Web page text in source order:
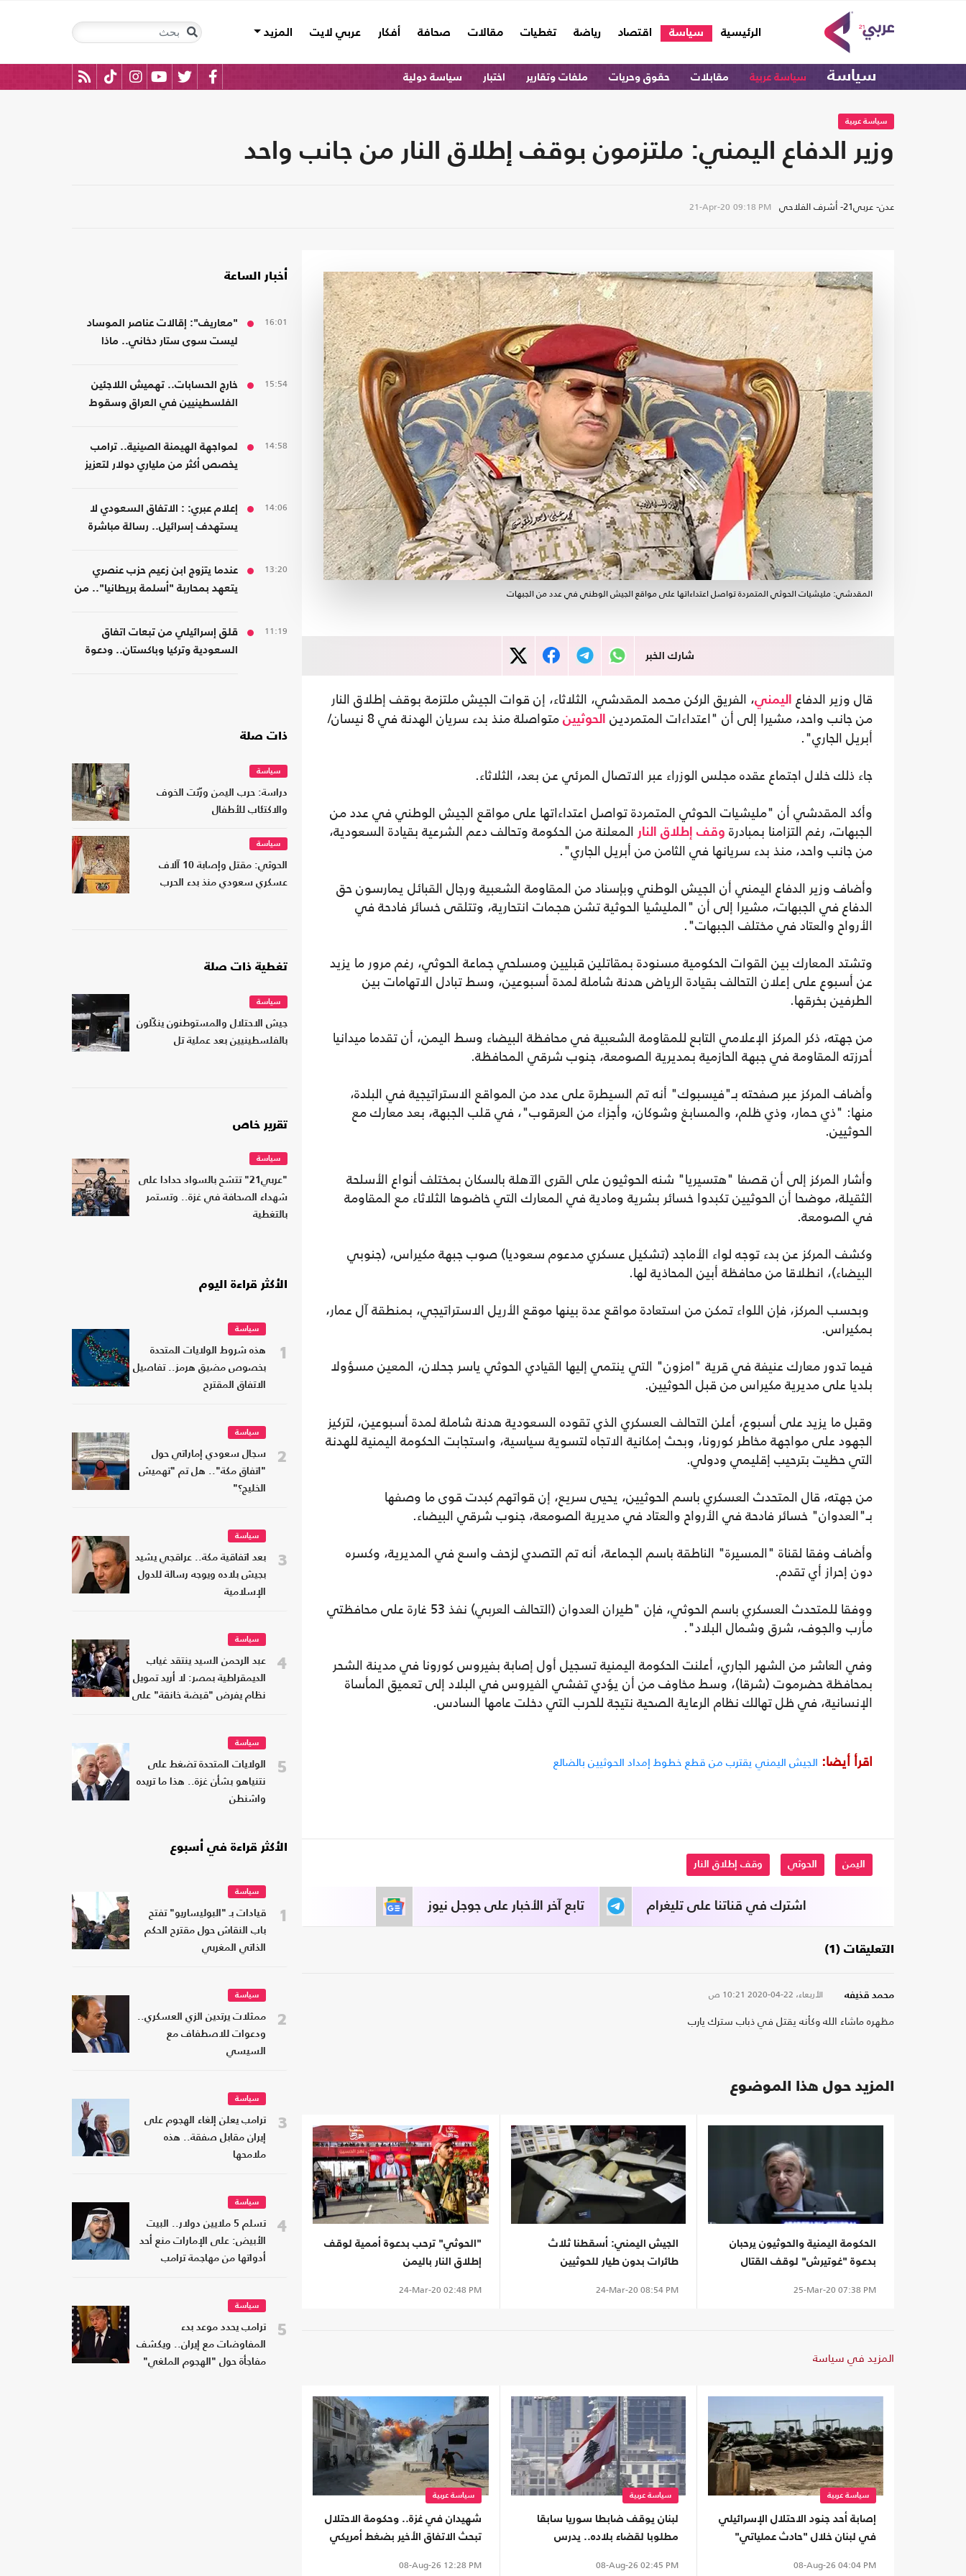
الرئيسية
(current) سياسة اقتصاد رياضة تغطيات مقالات صحافة أفكار عربي لايت المزيد
سياسة سياسة عربية مقابلات حقوق وحريات ملفات وتقارير اختبار سياسة دولية
سياسة عربية
وزير الدفاع اليمني: ملتزمون بوقف إطلاق النار من جانب واحد
عدن- عربي21- أشرف الفلاحي 21-Apr-20 09:18 PM
المقدشي: مليشيات الحوثي المتمردة تواصل اعتداءاتها على مواقع الجيش الوطني في عدد من الجبهات
شارك الخبر
قال وزير الدفاع اليمني، الفريق الركن محمد المقدشي، الثلاثاء، إن قوات الجيش ملتزمة بوقف إطلاق النار
من جانب واحد، مشيرا إلى أن "اعتداءات المتمردين
الحوثيين
متواصلة منذ بدء سريان الهدنة في 8 نيسان/
أبريل الجاري".
جاء ذلك خلال اجتماع عقده مجلس الوزراء عبر الاتصال المرئي عن بعد، الثلاثاء.
وأكد المقدشي أن "مليشيات الحوثي المتمردة تواصل اعتداءاتها على مواقع الجيش الوطني في عدد من
الجبهات، رغم التزامنا بمبادرة وقف إطلاق النار المعلنة من الحكومة وتحالف دعم الشرعية بقيادة السعودية،
من جانب واحد، منذ بدء سريانها في الثامن من أبريل الجاري".
وأضاف وزير الدفاع اليمني أن الجيش الوطني وبإسناد من المقاومة الشعبية ورجال القبائل يمارسون حق
الدفاع في الجبهات، مشيرا إلى أن "المليشيا الحوثية تشن هجمات انتحارية، وتتلقى خسائر فادحة في
الأرواح والعتاد في مختلف الجبهات".
وتشتد المعارك بين القوات الحكومية مسنودة بمقاتلين قبليين ومسلحي جماعة الحوثي، رغم مرور ما يزيد
عن أسبوع على إعلان التحالف بقيادة الرياض هدنة شاملة لمدة أسبوعين، وسط تبادل الاتهامات بين
الطرفين بخرقها.
من جهته، ذكر المركز الإعلامي التابع للمقاومة الشعبية في محافظة البيضاء وسط اليمن، أن تقدما ميدانيا
أحرزته المقاومة في جبهة الحازمية بمديرية الصومعة، جنوب شرقي المحافظة.
وأضاف المركز عبر صفحته بـ"فيسبوك" أنه تم السيطرة على عدد من المواقع الاستراتيجية في البلدة،
منها: "ذي حمار، وذي ظلم، والمسابغ وشوكان، وأجزاء من العرقوب"، في قلب الجبهة، بعد معارك مع
الحوثيين.
وأشار المركز إلى أن قصفا "هتسيريا" شنه الحوثيون على القرى الآهلة بالسكان بمختلف أنواع الأسلحة
الثقيلة، موضحا أن الحوثيين تكبدوا خسائر بشرية ومادية في المعارك التي خاضوها الثلاثاء مع المقاومة
في الصومعة.
وكشف المركز عن بدء توجه لواء الأماجد (تشكيل عسكري مدعوم سعوديا) صوب جبهة مكيراس، (جنوبي
البيضاء)، انطلاقا من محافظة أبين المحاذية لها.
وبحسب المركز، فإن اللواء تمكن من استعادة مواقع عدة بينها موقع الأريل الاستراتيجي، بمنطقة آل عمار،
بمكيراس.
فيما تدور معارك عنيفة في قرية "امزون" التي ينتمي إليها القيادي الحوثي ياسر جحلان، المعين مسؤولا
بلديا على مديرية مكيراس من قبل الحوثيين.
وقبل ما يزيد على أسبوع، أعلن التحالف العسكري الذي تقوده السعودية هدنة شاملة لمدة أسبوعين، لتركيز
الجهود على مواجهة مخاطر كورونا، وبحث إمكانية الاتجاه لتسوية سياسية، واستجابت الحكومة اليمنية للهدنة
التي حظيت بترحيب إقليمي ودولي.
من جهته، قال المتحدث العسكري باسم الحوثيين، يحيى سريع، إن قواتهم كبدت قوى ما وصفها
بـ"العدوان" خسائر فادحة في الأرواح والعتاد في مديرية الصومعة، جنوب شرقي البيضاء.
وأضاف وفقا لقناة "المسيرة" الناطقة باسم الجماعة، أنه تم التصدي لزحف واسع في المديرية، وكسره
دون إحراز أي تقدم.
ووفقا للمتحدث العسكري باسم الحوثي، فإن "طيران العدوان (التحالف العربي) نفذ 53 غارة على محافظتي
مأرب والجوف، شرق وشمال البلاد".
وفي العاشر من الشهر الجاري، أعلنت الحكومة اليمنية تسجيل أول إصابة بفيروس كورونا في مدينة الشحر
بمحافظة حضرموت (شرقا)، وسط مخاوف من أن يؤدي تفشي الفيروس في البلاد إلى تعميق المأساة
الإنسانية، في ظل تهالك نظام الرعاية الصحية نتيجة للحرب التي دخلت عامها السادس.
اقرأ أيضا: الجيش اليمني يقترب من قطع خطوط إمداد الحوثيين بالضالع
اليمن الحوثي وقف إطلاق النار
تابع آخر الأخبار على جوجل نيوز اشترك في قناتنا على تليغرام
التعليقات (1)
محمد قذيفه الأربعاء، 22-04-2020 10:21 ص
مظهره ماشاء الله وكأنه يقتل في ذباب سترك يارب
المزيد حول هذا الموضوع
الحكومة اليمنية والحوثيون يرحبان
بدعوة "غوتيرش" لوقف القتال
25-Mar-20 07:38 PM
الجيش اليمني: أسقطنا ثلاث
طائرات بدون طيار للحوثيين
24-Mar-20 08:54 PM
"الحوثي" ترحب بدعوة أممية لوقف
إطلاق النار باليمن
24-Mar-20 02:48 PM
المزيد في سياسة
سياسة عربية
إصابة أحد جنود الاحتلال الإسرائيلي
في لبنان خلال "حادث عملياتي"
08-Aug-26 04:04 PM
سياسة عربية
لبنان يوقف ضابطا سوريا سابقا
مطلوبا لقضاء بلاده.. يدرس
08-Aug-26 02:45 PM
سياسة عربية
شهيدان في غزة.. وحكومة الاحتلال
تبحث الاتفاق الأخير بضغط أمريكي
08-Aug-26 12:28 PM
أخبار الساعة
16:01
"معاريف": إقالات عناصر الموساد
ليست سوى ستار دخاني.. ماذا
15:54
خارج الحسابات.. تهميش اللاجئين
الفلسطينيين في العراق وسقوط
14:58
لمواجهة الهيمنة الصينية.. ترامب
يخصص أكثر من ملياري دولار لتعزيز
14:06
إعلام عبري: : الاتفاق السعودي لا
يستهدف إسرائيل.. رسالة مباشرة
13:20
عندما يتزوج ابن زعيم حزب عنصري
يتعهد بمحاربة "أسلمة بريطانيا".. من
11:19
قلق إسرائيلي من تبعات اتفاق
السعودية وتركيا وباكستان.. ودعوة
ذات صلة
سياسة
دراسة: حرب اليمن ورّثت الخوف
والاكتئاب للأطفال
سياسة
الحوثي: مقتل وإصابة 10 آلاف
عسكري سعودي منذ بدء الحرب
تغطية ذات صلة
سياسة
جيش الاحتلال والمستوطنون ينكّلون
بالفلسطينيين بعد عملية تل
تقرير خاص
سياسة
"عربي21" تتشح بالسواد حدادا على
شهداء الصحافة في غزة.. وتستمر
بالتغطية
الأكثر قراءة اليوم
1
سياسة
هذه شروط الولايات المتحدة
بخصوص مضيق هرمز.. تفاصيل
الاتفاق المقترح
2
سياسة
سجال سعودي إماراتي حول
"اتفاق مكة".. هل تم "تهميش
الخليج؟"
3
سياسة
بعد اتفاقية مكة.. عراقجي يشيد
بجيش بلاده ويوجه رسالة للدول
الإسلامية
4
سياسة
عبد الرحمن السيد ينتقد غياب
الديمقراطية بمصر: لا أريد تمويل
نظام يفرض "قبضة خانقة" على
5
سياسة
الولايات المتحدة تضغط على
نتنياهو بشأن غزة.. هذا ما تريده
واشنطن
الأكثر قراءة في أسبوع
1
سياسة
قيادات بـ "البوليساريو" تفتح
باب النقاش حول مقترح الحكم
الذاتي المغربي
2
سياسة
ممثلات يرتدين الزي العسكري..
ودعوات للاصطفاف مع
السيسي
3
سياسة
ترامب يعلن إلغاء الهجوم على
إيران مقابل صفقة.. هذه
ملامحها
4
سياسة
تسلم 5 ملايين دولار.. البيت
الأبيض: على الإمارات منع أحد
أدواتها من مهاجمة ترامب
5
سياسة
ترامب يحدد موعد بدء
المفاوضات مع إيران.. ويكشف
مفاجأة حول "الهجوم الملغي"